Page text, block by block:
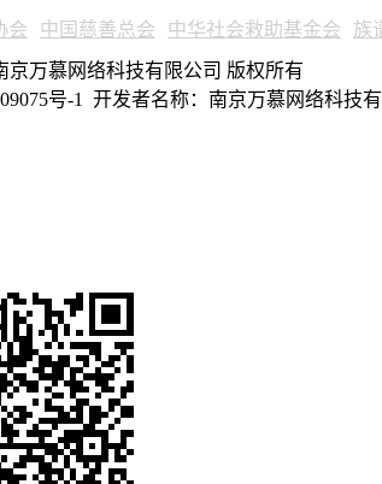
会 中国慈善总会 中华社会救助基金会 族
京万慕网络科技有限公司 版权所有
号-1
开发者名称：南京万慕网络科技